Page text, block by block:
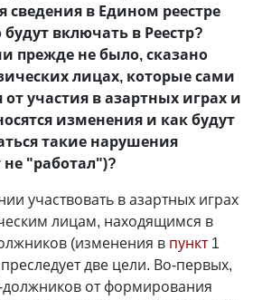
сведения в Едином реестре
включать в Реестр?
прежде не было, сказано
лицах, которые сами
участия в азартных играх и
изменения и как будут
такие нарушения
"работал")?
участвовать в азартных играх
лицам, находящимся в
(изменения в пункт1
две цели. Во-первых,
должников от формирования